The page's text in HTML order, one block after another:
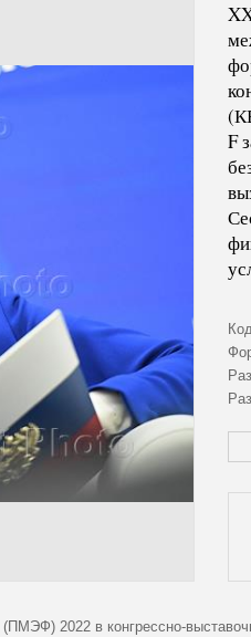
F
2022 в конгрессно-